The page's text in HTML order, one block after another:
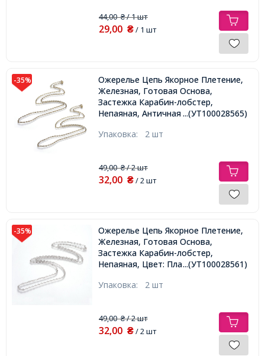
44,00₴/ 1 шт
29,00 ₴/ 1 шт
-35%
Ожерелье Цепь Якорное Плетение,
Железная, Готовая Основа,
Застежка Карабин-лобстер,
Непаяная, Античная Бронза, 45см,
...(УТ100028565)
Упаковка: 2 шт
49,00₴/ 2 шт
32,00 ₴/ 2 шт
-35%
Ожерелье Цепь Якорное Плетение,
Железная, Готовая Основа,
Застежка Карабин-лобстер,
Непаяная, Цвет: Платина, 45см,
...(УТ100028561)
Упаковка: 2 шт
49,00₴/ 2 шт
32,00 ₴/ 2 шт